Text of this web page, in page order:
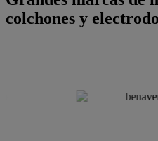
colchones y